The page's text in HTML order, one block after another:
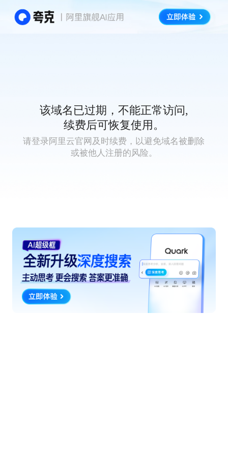
该域名已过期，不能正常访问,
续费后可恢复使用。
请登录阿里云官网及时续费，以避免域名被删除
或被他人注册的风险。